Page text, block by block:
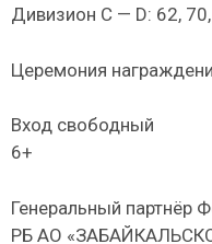
Дивизион С — D: 62,
Церемония
Вход свободный
6+
Генеральный партнёр
РБ АО